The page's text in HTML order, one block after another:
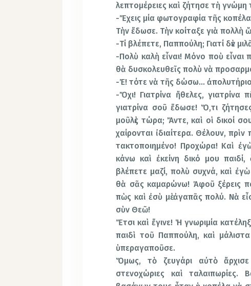
λεπτομέρειες καὶ ζήτησε τὴ γνώμη
-Ἔχεις μία φωτογραφία τῆς
Τὴν ἔδωσε. Τὴν κοίταξε γιὰ πολλὴ
-Τί βλέπετε, Παππούλη; Γιατί δὲν
-Πολὺ καλὴ εἶναι! Μόνο ποὺ εἶναι
θὰ δυσκολευθεῖς πολὺ νὰ
-Ἐ! τότε νὰ τῆς δώσω…
-Ὄχι! Γιατρίνα ἤθελες, γιατρίνα
γιατρίνα σοῦ ἔδωσε! Ὅ,τι
μοῦλὲς τώρα; Ἄντε, καὶ οἱ δικοί
χαίρονται ἰδιαίτερα. Θέλουν,
τακτοποιημένο! Προχώρα! Καὶ
κάνω καὶ ἐκείνη δικό μου
βλέπετε μαζί, πολὺ συχνά, καὶ
θὰ σᾶς καμαρώνω! Ἀφοῦ ξέρεις
πὼς καὶ ἐσὺ μὲ ἀγαπᾶς πολύ. Νὰ
σὺν Θεῶ!
Ἔτσι καὶ ἔγινε! Ἡ γνωριμία
παιδὶ τοῦ Παππούλη, καὶ
ὑπεραγαποῦσε.
Ὅμως, τὸ ζευγάρι αὐτὸ
στενοχώριες καὶ